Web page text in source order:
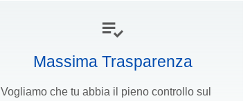
Massima Trasparenza
Vogliamo che tu abbia il pieno controllo sul